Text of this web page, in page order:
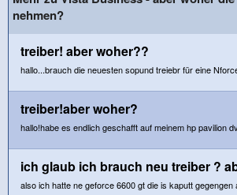
nehmen?
treiber! aber woher??
hallo...brauch die neuesten sopund treiebr für eine
treiber!aber woher?
hallo!habe es endlich geschafft auf meinem hp pavilion
ich glaub ich brauch neu treiber ?
also ich hatte ne geforce 6600 gt die is kaputt gegengen